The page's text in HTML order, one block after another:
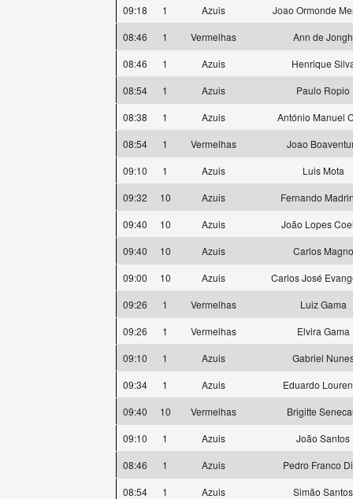
09:18
1 Azuis
Joao Ormonde
08:46
1 Vermelhas
Ann de Jongh
08:46
1 Azuis
Henrique
08:54
1 Azuis
Paulo Ropio
08:38
1 Azuis
António Manuel
08:54
1 Vermelhas
Joao
09:10
1 Azuis
Luis Mota
09:32
10 Azuis
Fernando
09:40
10 Azuis
João Lopes
09:40
10 Azuis
Carlos Magno
09:00
10 Azuis
Carlos José
09:26
1 Vermelhas
Luiz Gama
09:26
1 Vermelhas
Elvira Gama
09:10
1 Azuis
Gabriel
09:34
1 Azuis
Eduardo
09:40
10 Vermelhas
Brigitte
09:10
1 Azuis
João Santos
08:46
1 Azuis
Pedro Franco
08:54
1 Azuis
Simão Santos